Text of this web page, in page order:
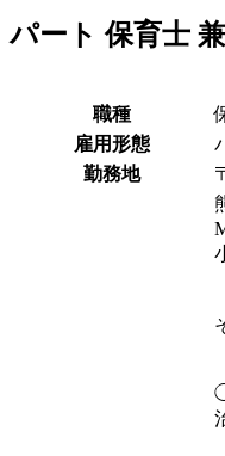
パート 保育士
職種
雇用形態
勤務地